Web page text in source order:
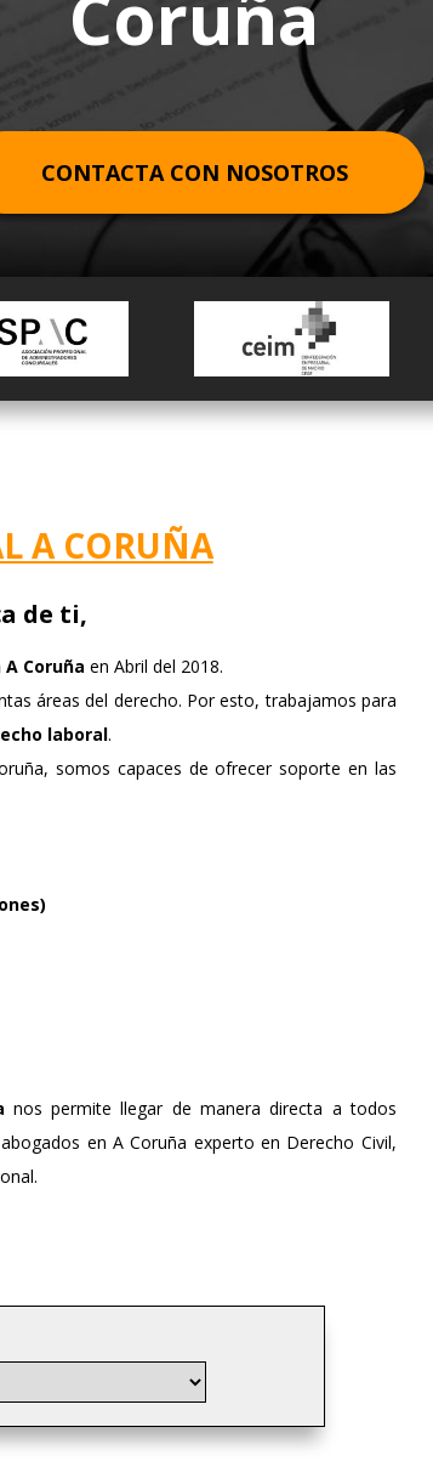
TRADEMARK
COMMERCIAL LAW
CONTRACTS
DERECHO LABORAL
DERECHO ADMINISTRATIVO
DERECHO FINANCIERO Y TRIBUTARIO
DERECHO PENAL ECONÓMICO
DERECHO COMUNITARIO EUROPEO E
INTERNACIONAL
CREACIÓN DE EMPRESAS EN EL
EXTRANJERO
REPRESENTACIÓN PARA ACUERDOS
FINANCIEROS
DUE DILIGENCE FINANCIERA
ELABORACIÓN DE PLAN ESTRATÉGICO
PLANES ECONÓMICO-FINANCIEROS
ESTUDIO DE MERCADO
PERITAJE JURÍDICO FINANCIERO
GIRONA
MADRID
MÁLAGA
SEVILLA
CONTACTA CON NOSOTROS
A CORUÑA
de ti,
Coruña en Abril del 2018.
áreas del derecho. Por esto, trabajamos para
laboral.
somos capaces de ofrecer soporte en las
nos permite llegar de manera directa a todos
en A Coruña experto en Derecho Civil,